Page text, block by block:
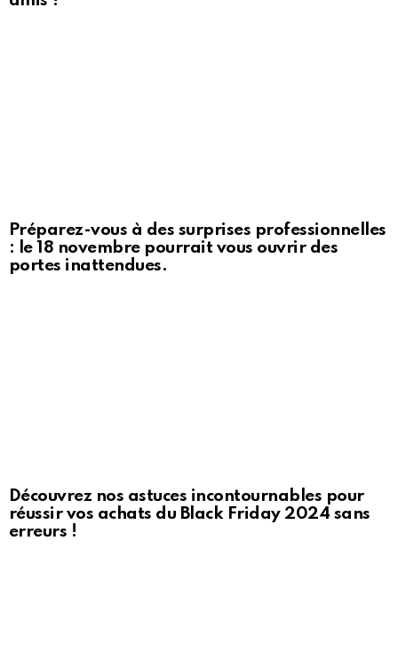
Préparez-vous à des surprises professionnelles
: le 18 novembre pourrait vous ouvrir des
portes inattendues.
Découvrez nos astuces incontournables pour
réussir vos achats du Black Friday 2024 sans
erreurs !